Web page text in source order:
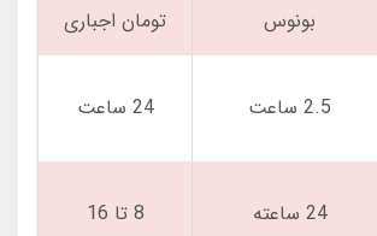
بونوس تومان اجباری
2.5 ساعت 24 ساعت
24 ساعته 8 تا 16